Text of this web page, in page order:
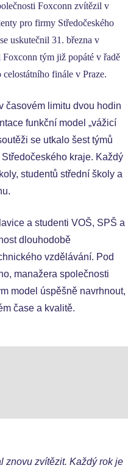
Foxconn zvítězil v
pro firmy Středočeského
uskutečnil 31. března v
tým již popáté v řadě
finále v Praze.
časovém limitu dvou hodin
funkční model „vážicí
se utkalo šest týmů
kraje. Každý
studentů střední školy a
a studenti VOŠ, SPŠ a
dlouhodobě
vzdělávání. Pod
manažera společnosti
model úspěšně navrhnout,
čase a kvalitě.
znovu zvítězit. Každý rok je